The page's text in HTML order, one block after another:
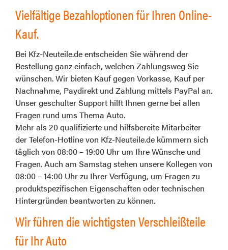
Vielfältige Bezahloptionen für Ihren Online-
Kauf.
Bei Kfz-Neuteile.de entscheiden Sie während der
Bestellung ganz einfach, welchen Zahlungsweg Sie
wünschen. Wir bieten Kauf gegen Vorkasse, Kauf per
Nachnahme, Paydirekt und Zahlung mittels PayPal an.
Unser geschulter Support hilft Ihnen gerne bei allen
Fragen rund ums Thema Auto.
Mehr als 20 qualifizierte und hilfsbereite Mitarbeiter
der Telefon-Hotline von Kfz-Neuteile.de kümmern sich
täglich von 08:00 – 19:00 Uhr um Ihre Wünsche und
Fragen. Auch am Samstag stehen unsere Kollegen von
08:00 – 14:00 Uhr zu Ihrer Verfügung, um Fragen zu
produktspezifischen Eigenschaften oder technischen
Hintergründen beantworten zu können.
Wir führen die wichtigsten Verschleißteile
für Ihr Auto